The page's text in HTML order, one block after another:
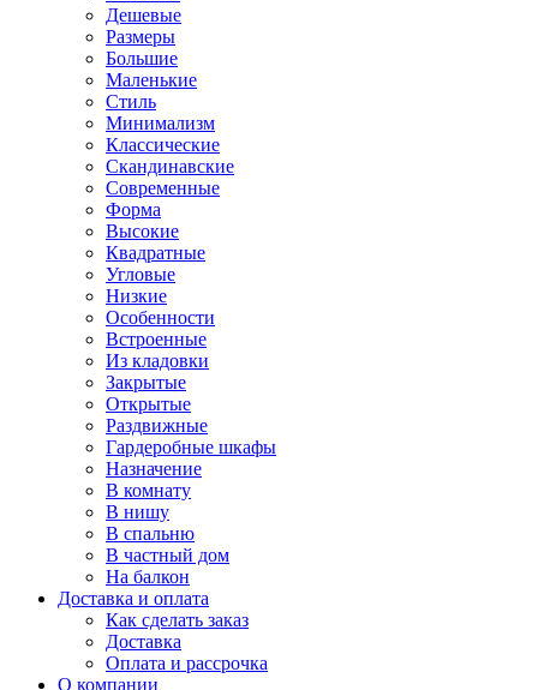
Дешевые
Размеры
Большие
Маленькие
Стиль
Минимализм
Классические
Скандинавские
Современные
Форма
Высокие
Квадратные
Угловые
Низкие
Особенности
Встроенные
Из кладовки
Закрытые
Открытые
Раздвижные
Гардеробные шкафы
Назначение
В комнату
В нишу
В спальню
В частный дом
На балкон
Доставка и оплата
Как сделать заказ
Доставка
Оплата и рассрочка
О компании